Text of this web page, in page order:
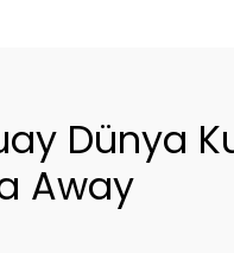
Dünya
Away